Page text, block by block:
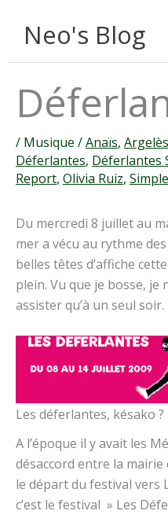
Neo's Blog
/ Musique /Anaïs,
Déferlantes, Déferlantes
Report, Olivia Ruiz,
Du mercredi 8 juillet au
mer a vécu au rythme
belles têtes d’affiche
plein. Vu que je bosse, je
assister qu’à un seul soir.
Les déferlantes, késako ?
A l’époque il y avait les
désaccord entre la
le départ du festival vers
c’est le festival » Les